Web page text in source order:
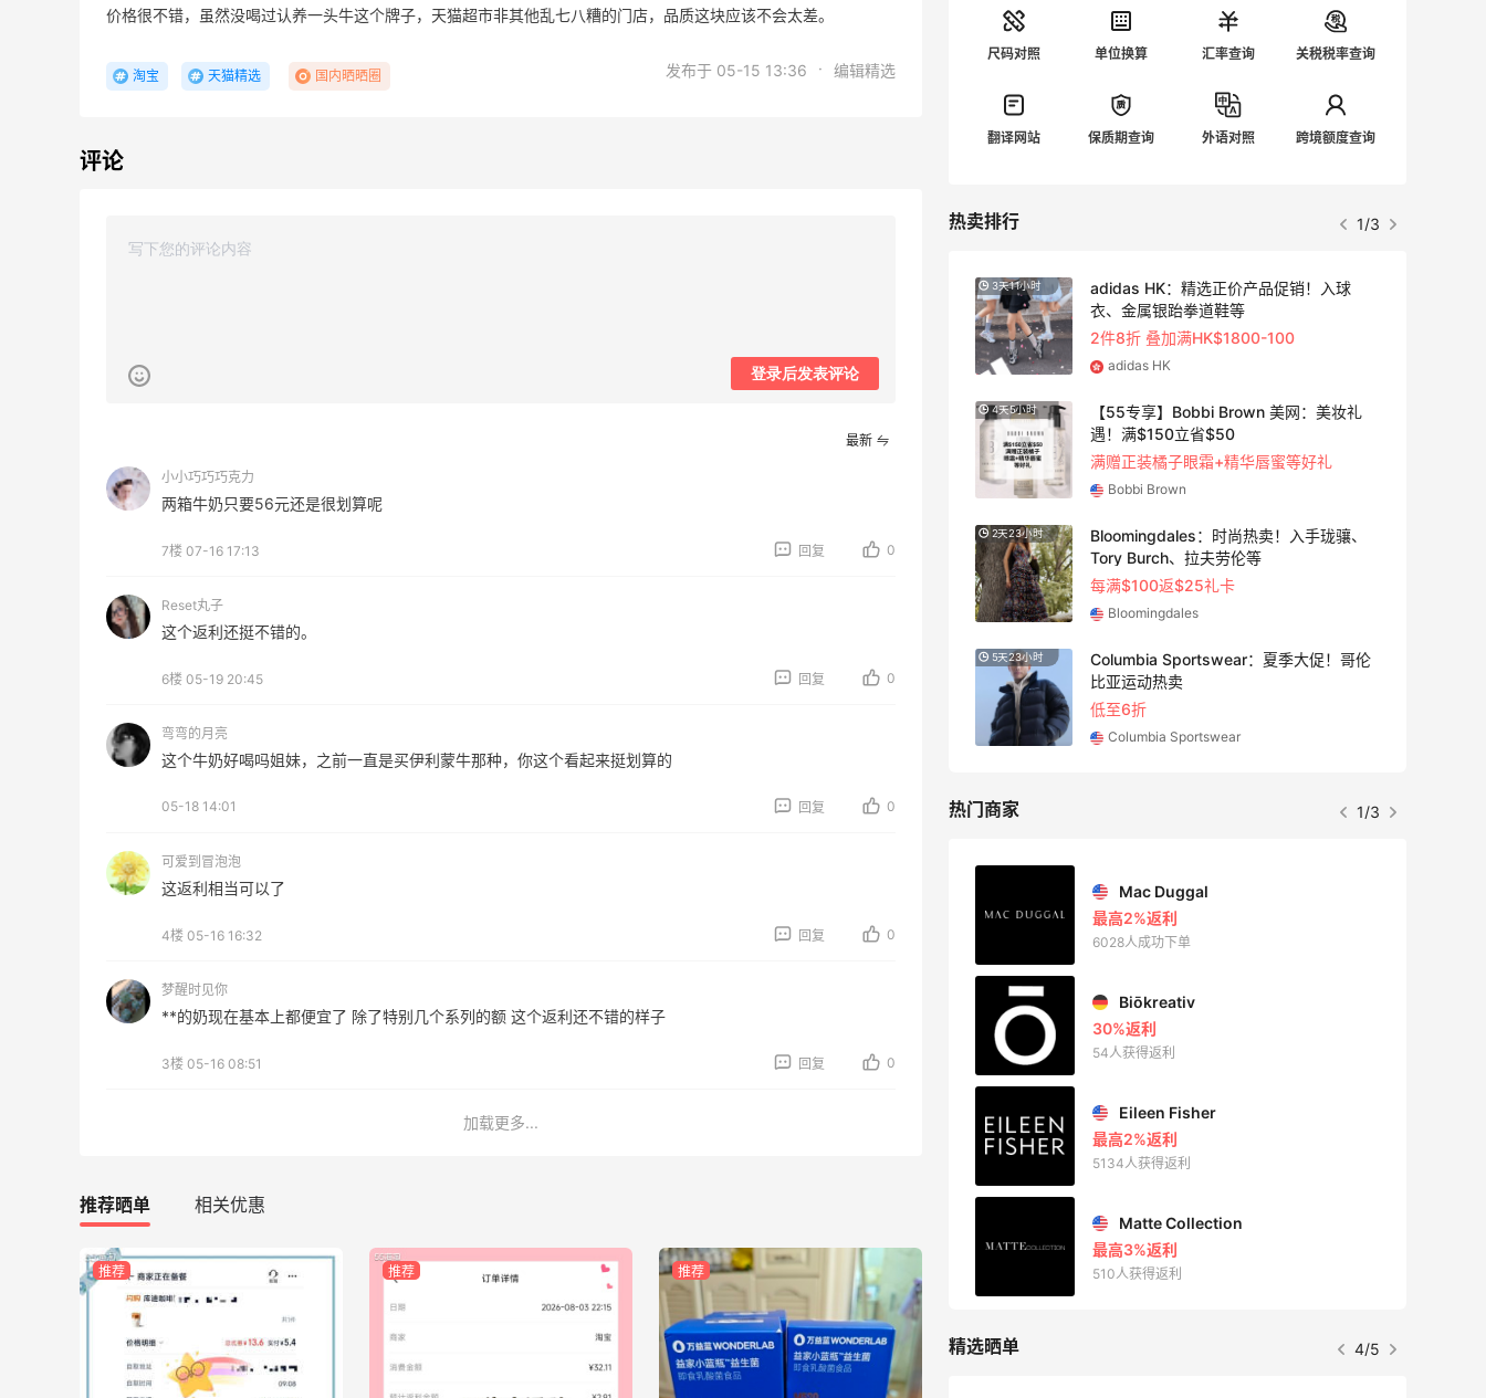
价格很不错，虽然没喝过认养一头牛这个牌子，天猫超市非其他乱七八糟的门店，品质这块应该不会太差。
淘宝 天猫精选 国内晒晒圈 发布于 05-15 13:36 · 编辑精选
评论
登录后发表评论
最新
小小巧巧巧克力
两箱牛奶只要56元还是很划算呢
7楼 07-16 17:13 回复 0
Reset丸子
这个返利还挺不错的。
6楼 05-19 20:45 回复 0
弯弯的月亮
这个牛奶好喝吗姐妹，之前一直是买伊利蒙牛那种，你这个看起来挺划算的
05-18 14:01 回复 0
可爱到冒泡泡
这返利相当可以了
4楼 05-16 16:32 回复 0
梦醒时见你
**的奶现在基本上都便宜了 除了特别几个系列的额 这个返利还不错的样子
3楼 05-16 08:51 回复 0
加载更多...
推荐晒单 相关优惠
推荐 推荐 推荐
尺码对照 单位换算 汇率查询 关税税率查询
翻译网站 保质期查询 外语对照 跨境额度查询
热卖排行 1/3
西太后等
LN-CC
TOTEME、ZIMMERMAN 等
Mytheresa
3天11小时
adidas HK：精选正价产品促销！入球
衣、金属银跆拳道鞋等
2件8折 叠加满HK$1800-100
adidas HK
4天5小时
【55专享】Bobbi Brown 美网：美妆礼
遇！满$150立省$50
满赠正装橘子眼霜+精华唇蜜等好礼
Bobbi Brown
2天23小时
Bloomingdales：时尚热卖！入手珑骧、
Tory Burch、拉夫劳伦等
每满$100返$25礼卡
Bloomingdales
5天23小时
Columbia Sportswear：夏季大促！哥伦
比亚运动热卖
低至6折
Columbia Sportswear
热门商家 1/3
ERGO Baby
62人获得返利
Belly Bandit
4%返利
42人获得返利
85人获得返利
6%返利
Mac Duggal
最高2%返利
6028人成功下单
Biōkreativ
30%返利
54人获得返利
Eileen Fisher
最高2%返利
5134人获得返利
Matte Collection
最高3%返利
510人获得返利
精选晒单 4/5